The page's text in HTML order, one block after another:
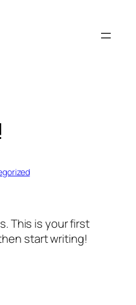
This is your first
start writing!